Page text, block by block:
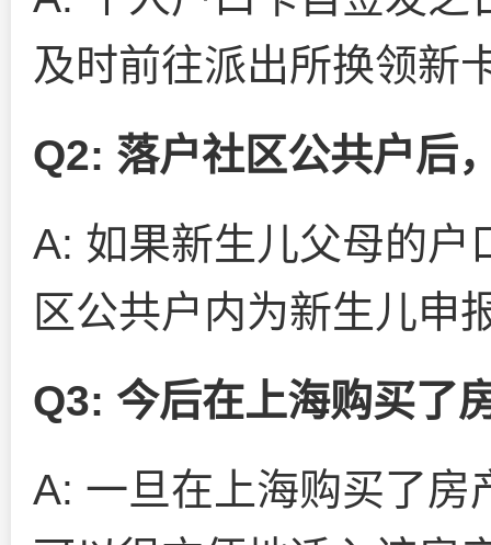
及时前往派出所换领新
Q2: 落户社区公共户后
A: 如果新生儿父母的户
区公共户内为新生儿申
Q3: 今后在上海购买了
A: 一旦在上海购买了房